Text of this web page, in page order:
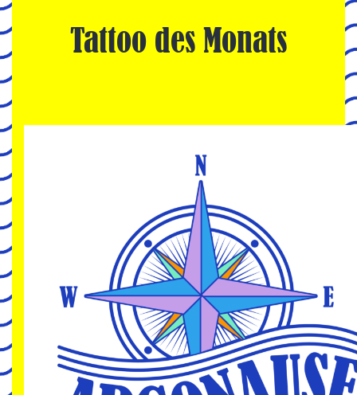
Tattoo des Monats